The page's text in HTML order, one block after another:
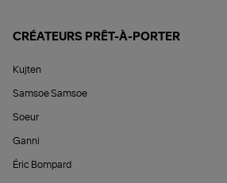
CRÉATEURS PRÊT-À-PORTER
Kujten
Samsoe Samsoe
Soeur
Ganni
Éric Bompard